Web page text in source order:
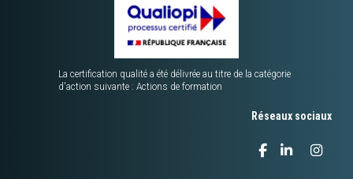
La certification qualité a été délivrée au titre de la catégorie
d'action suivante : Actions de formation
Réseaux sociaux